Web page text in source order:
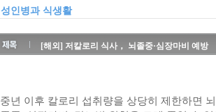
성인병과 식생활
[해외] 저칼로리 식사， 뇌졸중·심장마비 예방
중년 이후 칼로리 섭취량을 상당히 제한하면 뇌